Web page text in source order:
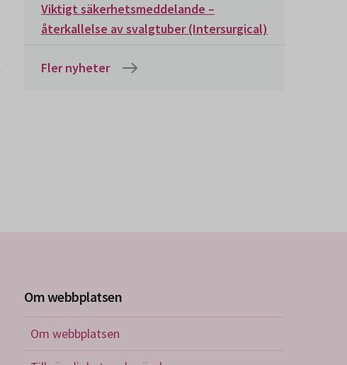
Viktigt säkerhetsmeddelande –
återkallelse av svalgtuber (Intersurgical)
Fler nyheter
Om webbplatsen
Om webbplatsen